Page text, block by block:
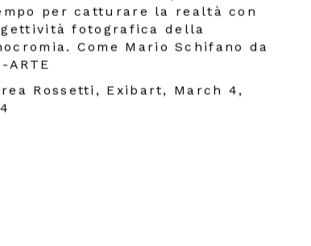
per catturare la realtà con
fotografica della
Come Mario Schifano da
ARTE
Rossetti, Exibart, March 4,